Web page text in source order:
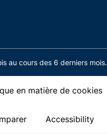
au cours des 6 derniers mois.
en matière de cookies
Accessibility